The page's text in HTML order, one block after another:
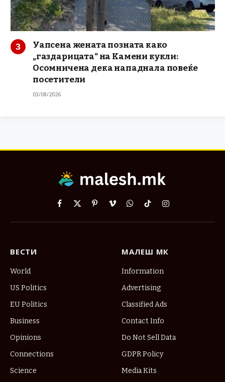
Уапсена жената позната како
„газдарицата“ на Камени кукли:
Осомничена дека нападнала повеќе
посетители
03/08/2026
Facebook
X
PinterestVimeoWhatsApp
TikTokInstagram
ВЕСТИ
World
US Politics
EU Politics
Business
Opinions
Connections
Science
МАЛЕШ МК
Information
Advertising
Classified Ads
Contact Info
Do Not Sell Data
GDPR Policy
Media Kits